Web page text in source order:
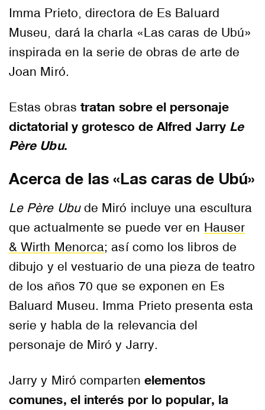
Imma Prieto, directora de Es Baluard
Museu, dará la charla «Las caras de Ubú»
inspirada en la serie de obras de arte de
Joan Miró.
Estas obras tratan sobre el personaje
dictatorial y grotesco de Alfred Jarry Le
Père Ubu.
Acerca de las «Las caras de Ubú»
Le Père Ubude Miró incluye una escultura
que actualmente se puede ver en Hauser
& Wirth Menorca; así como los libros de
dibujo y el vestuario de una pieza de teatro
de los años 70 que se exponen en Es
Baluard Museu. Imma Prieto presenta esta
serie y habla de la relevancia del
personaje de Miró y Jarry.
Jarry y Miró comparten elementos
comunes, el interés por lo popular, la